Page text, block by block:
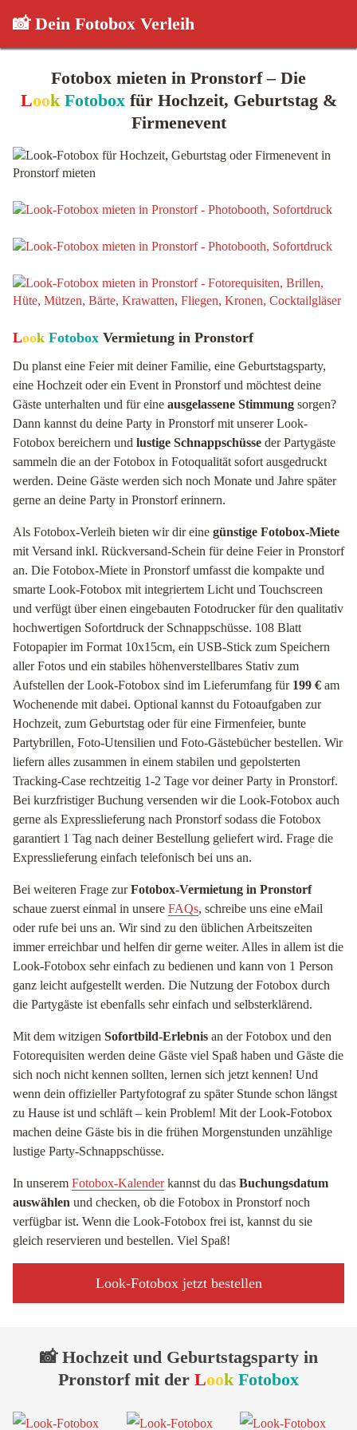
📸 Dein Fotobox Verleih
Fotobox mieten in Pronstorf – Die
Look Fotoboxfür Hochzeit, Geburtstag &
Firmenevent
Look Fotobox Vermietung in Pronstorf
Du planst eine Feier mit deiner Familie, eine Geburtstagsparty,
eine Hochzeit oder ein Event in Pronstorf und möchtest deine
Gäste unterhalten und für eine ausgelassene Stimmung sorgen?
Dann kannst du deine Party in Pronstorf mit unserer Look-
Fotobox bereichern und lustige Schnappschüsse der Partygäste
sammeln die an der Fotobox in Fotoqualität sofort ausgedruckt
werden. Deine Gäste werden sich noch Monate und Jahre später
gerne an deine Party in Pronstorf erinnern.
Als Fotobox-Verleih bieten wir dir eine günstige Fotobox-Miete
mit Versand inkl. Rückversand-Schein für deine Feier in Pronstorf
an. Die Fotobox-Miete in Pronstorf umfasst die kompakte und
smarte Look-Fotobox mit integriertem Licht und Touchscreen
und verfügt über einen eingebauten Fotodrucker für den qualitativ
hochwertigen Sofortdruck der Schnappschüsse. 108 Blatt
Fotopapier im Format 10x15cm, ein USB-Stick zum Speichern
aller Fotos und ein stabiles höhenverstellbares Stativ zum
Aufstellen der Look-Fotobox sind im Lieferumfang für 199 € am
Wochenende mit dabei. Optional kannst du Fotoaufgaben zur
Hochzeit, zum Geburtstag oder für eine Firmenfeier, bunte
Partybrillen, Foto-Utensilien und Foto-Gästebücher bestellen. Wir
liefern alles zusammen in einem stabilen und gepolsterten
Tracking-Case rechtzeitig 1-2 Tage vor deiner Party in Pronstorf.
Bei kurzfristiger Buchung versenden wir die Look-Fotobox auch
gerne als Expresslieferung nach Pronstorf sodass die Fotobox
garantiert 1 Tag nach deiner Bestellung geliefert wird. Frage die
Expresslieferung einfach telefonisch bei uns an.
Bei weiteren Frage zurFotobox-Vermietung in Pronstorf
schaue zuerst einmal in unsere FAQs, schreibe uns eine eMail
oder rufe bei uns an. Wir sind zu den üblichen Arbeitszeiten
immer erreichbar und helfen dir gerne weiter. Alles in allem ist die
Look-Fotobox sehr einfach zu bedienen und kann von 1 Person
ganz leicht aufgestellt werden. Die Nutzung der Fotobox durch
die Partygäste ist ebenfalls sehr einfach und selbsterklärend.
Mit dem witzigen Sofortbild-Erlebnis an der Fotobox und den
Fotorequisiten werden deine Gäste viel Spaß haben und Gäste die
sich noch nicht kennen sollten, lernen sich jetzt kennen! Und
wenn dein offizieller Partyfotograf zu später Stunde schon längst
zu Hause ist und schläft – kein Problem! Mit der Look-Fotobox
machen deine Gäste bis in die frühen Morgenstunden unzählige
lustige Party-Schnappschüsse.
In unserem Fotobox-Kalenderkannst du das Buchungsdatum
auswählen und checken, ob die Fotobox in Pronstorf noch
verfügbar ist. Wenn die Look-Fotobox frei ist, kannst du sie
gleich reservieren und bestellen. Viel Spaß!
Look-Fotobox jetzt bestellen
📸 Hochzeit und Geburtstagsparty in
Pronstorf mit der Look Fotobox